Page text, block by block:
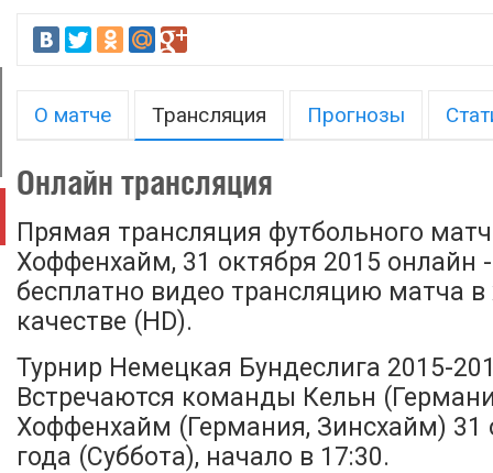
О матче Трансляция Прогнозы
Онлайн трансляция
Прямая трансляция футбольного
Хоффенхайм, 31 октября 2015 онлайн
бесплатно видео трансляцию матча
качестве (HD).
Турнир Немецкая Бундеслига 2015-
Встречаются команды Кельн
Хоффенхайм (Германия, Зинсхайм) 31
года (Суббота), начало в 17:30.